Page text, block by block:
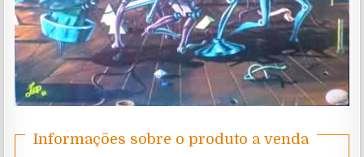
Informações sobre o produto a venda